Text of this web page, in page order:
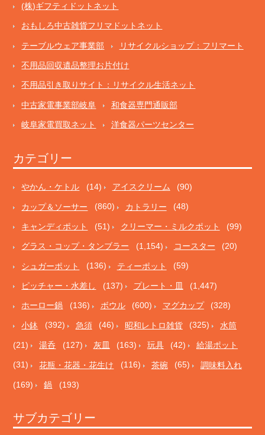
(株)ギフティドットネット
おもしろ中古雑貨フリマドットネット
テーブルウェア事業部 リサイクルショップ：フリマート
不用品回収遺品整理お片付け
不用品引き取りサイト：リサイクル生活ネット
中古家電事業部岐阜 和食器専門通販部
岐阜家電買取ネット 洋食器パーツセンター
カテゴリー
やかん・ケトル (14) アイスクリーム (90)
カップ＆ソーサー (860) カトラリー (48)
キャンディポット (51) クリーマー・ミルクポット (99)
グラス・コップ・タンブラー (1,154) コースター (20)
シュガーポット (136) ティーポット (59)
ピッチャー・水差し (137) プレート・皿 (1,447)
ホーロー鍋 (136) ボウル (600) マグカップ (328)
小鉢 (392) 急須 (46) 昭和レトロ雑貨 (325) 水筒
(21) 湯呑 (127) 灰皿 (163) 玩具 (42) 給湯ポット
(31) 花瓶・花器・花生け (116) 茶碗 (65) 調味料入れ
(169) 鍋 (193)
サブカテゴリー